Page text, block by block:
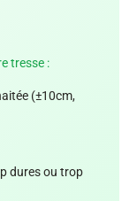
tresse :
(±10cm,
dures ou trop